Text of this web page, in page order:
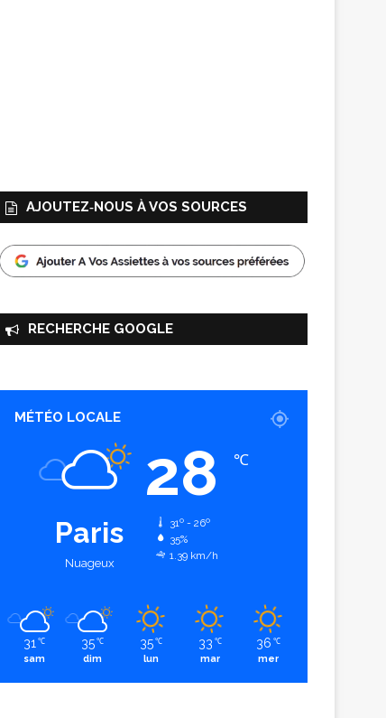
AJOUTEZ‑NOUS À VOS SOURCES
RECHERCHE GOOGLE
MÉTÉO LOCALE
Paris
Nuageux
28 ℃
31º - 26º
35%
1.39 km/h
31 ℃
sam
35 ℃
dim
35 ℃
lun
33 ℃
mar
36 ℃
mer